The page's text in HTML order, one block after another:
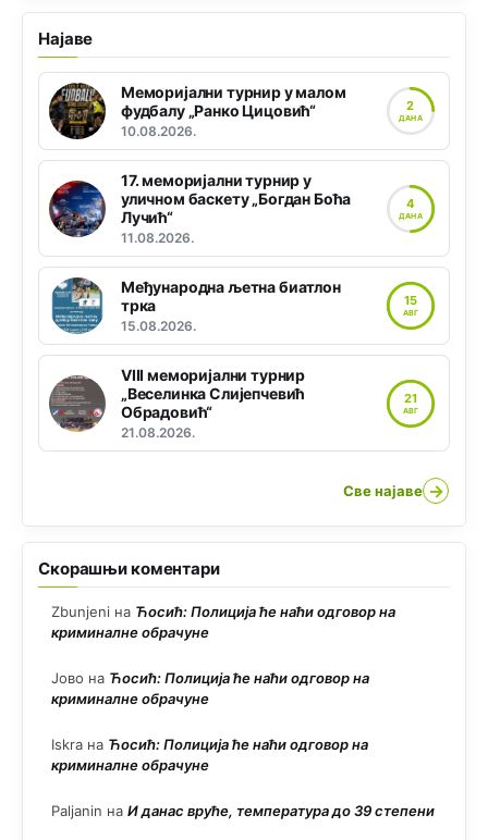
Најаве
Меморијални турнир у малом
фудбалу „Ранко Цицовић“
10.08.2026.
2
ДАНА
17. меморијални турнир у
уличном баскету „Богдан Боћа
Лучић“
11.08.2026.
4
ДАНА
Међународна љетна биатлон
трка
15.08.2026.
15
АВГ
VIII меморијални турнир
„Веселинка Слијепчевић
Обрадовић“
21.08.2026.
21
АВГ
Све најаве →
Скорашњи коментари
Zbunjeni на Ћосић: Полиција ће наћи одговор на
криминалне обрачуне
Јово на Ћосић: Полиција ће наћи одговор на
криминалне обрачуне
Iskra на Ћосић: Полиција ће наћи одговор на
криминалне обрачуне
Paljanin на И данас вруће, температура до 39 степени